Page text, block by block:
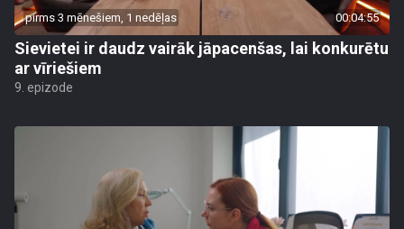
pirms 3 mēnešiem, 1 nedēļas 00:04:55
Sievietei ir daudz vairāk jāpacenšas, lai konkurētu
ar vīriešiem
9. epizode